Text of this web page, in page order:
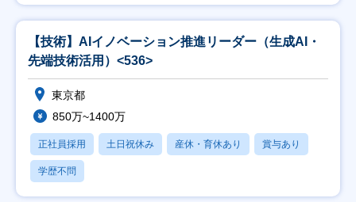
【技術】AIイノベーション推進リーダー（生成AI・
先端技術活用）<536>
東京都
850万~1400万
正社員採用 土日祝休み 産休・育休あり 賞与あり
学歴不問